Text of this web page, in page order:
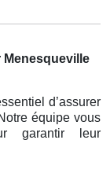
d’assurer
équipe vous
garantir leur